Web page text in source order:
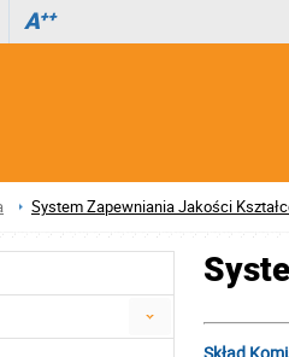
A++
System Zapewniania Jakości